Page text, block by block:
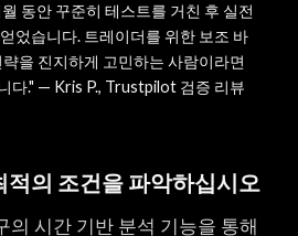
동안 꾸준히 테스트를 거친 후 실전
었습니다. 트레이더를 위한 보조 바
을 진지하게 고민하는 사람이라면
다." — Kris P., Trustpilot 검증 리뷰
적의 조건을 파악하십시오
의 시간 기반 분석 기능을 통해